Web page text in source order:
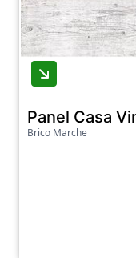
Panel Casa
Brico Marche